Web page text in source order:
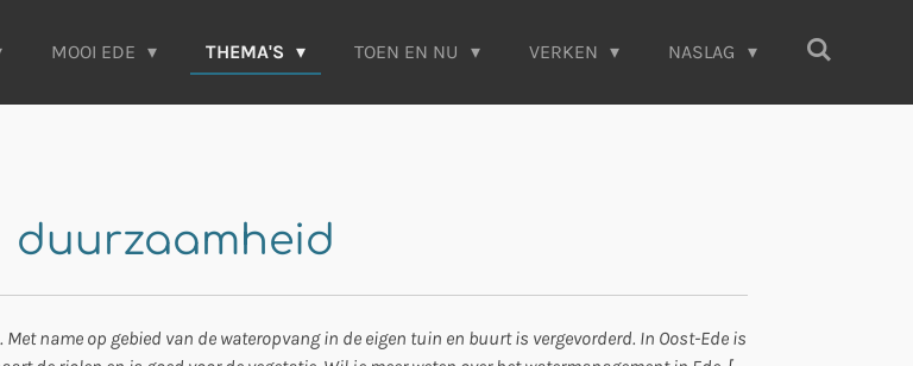
MOOI EDE THEMA'S TOEN EN NU VERKEN NASLAG
duurzaamheid
name op gebied van de wateropvang in de eigen tuin en buurt is vergevorderd. In Oost-Ede is